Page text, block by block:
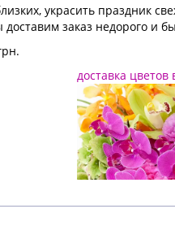
украсить праздник
заказ недорого и
доставка цветов